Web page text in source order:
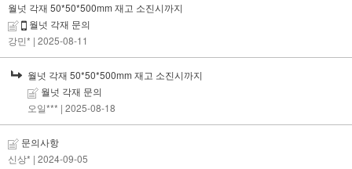
월넛 각재 50*50*500mm 재고 소진시까지
월넛 각재 문의
강민* | 2025-08-11
월넛 각재 50*50*500mm 재고 소진시까지
월넛 각재 문의
오일*** | 2025-08-18
문의사항
신상* | 2024-09-05